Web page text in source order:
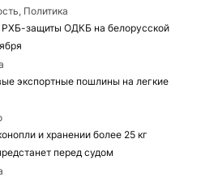
Политика
РХБ-защиты ОДКБ на белорусской
экспортные пошлины на легкие
и хранении более 25 кг
перед судом